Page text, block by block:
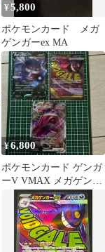
¥5,800
ポケモンカード メガ
ゲンガーex MA
¥6,800
ポケモンカード ゲンガ
ーV VMAX メガゲンガ
ーEX 3枚セット